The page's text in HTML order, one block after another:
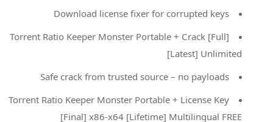
Download license fixer for corrupted keys
Torrent Ratio Keeper Monster Portable + Crack [Full]
[Latest] Unlimited
Safe crack from trusted source – no payloads
Torrent Ratio Keeper Monster Portable + License Key
[Final] x86-x64 [Lifetime] Multilingual FREE